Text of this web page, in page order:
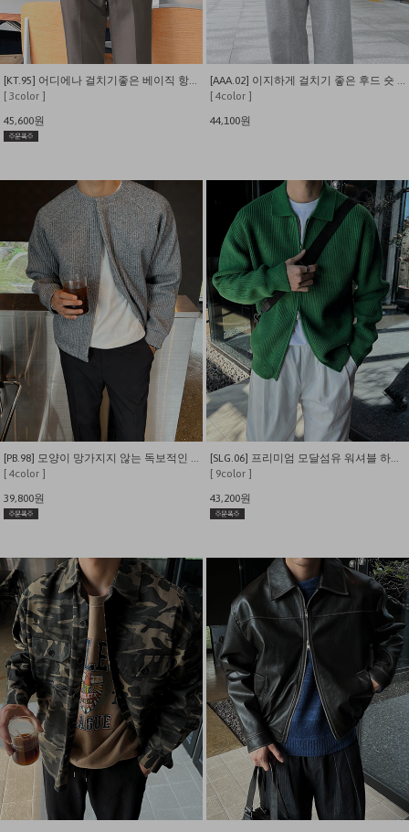
[KT.95] 어디에나 걸치기좋은 베이직 항공 자켓
[ 3color ]
45,600원
[AAA.02] 이지하게 걸치기 좋은 후드 숏 야상자켓
[ 4color ]
44,100원
[PB.98] 모양이 망가지지 않는 독보적인 핏감 도톰 니트 자켓 가디건
[ 4color ]
39,800원
[SLG.06] 프리미엄 모달섬유 워셔블 하찌 카라 니트 가디건
[ 9color ]
43,200원